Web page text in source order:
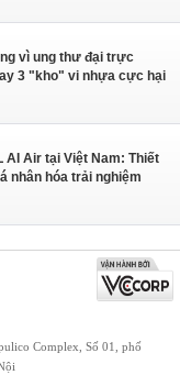
vì ung thư đại trực
3 "kho" vi nhựa cực hại
AI Air tại Việt Nam: Thiết
nhân hóa trải nghiệm
Complex, Số 01, phố